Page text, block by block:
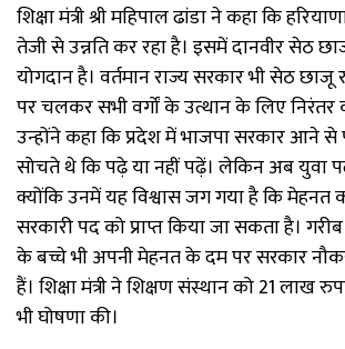
शिक्षा मंत्री श्री महिपाल ढांडा ने कहा कि
तेजी से उन्नति कर रहा है। इसमें दानवीर सेठ
योगदान है। वर्तमान राज्य सरकार भी सेठ छाजू
पर चलकर सभी वर्गों के उत्थान के लिए निरंतर
उन्होंने कहा कि प्रदेश में भाजपा सरकार आने
सोचते थे कि पढ़े या नहीं पढ़ें। लेकिन अब युवा
क्योंकि उनमें यह विश्वास जग गया है कि
सरकारी पद को प्राप्त किया जा सकता है।
के बच्चे भी अपनी मेहनत के दम पर सरकार
हैं। शिक्षा मंत्री ने शिक्षण संस्थान को 21 लाख
भी घोषणा की।